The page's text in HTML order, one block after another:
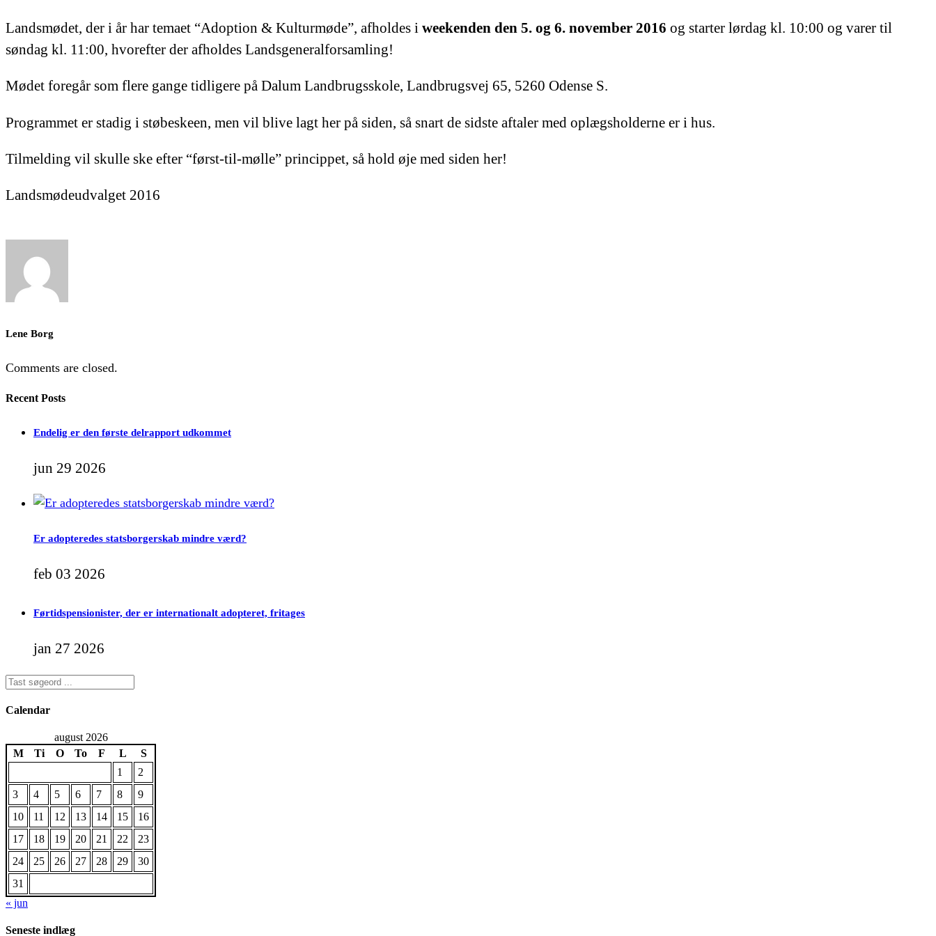
Landsmødet, der i år har temaet “Adoption & Kulturmøde”, afholdes i weekenden den 5. og 6. november 2016 og starter lørdag kl. 10:00 og varer til
søndag kl. 11:00, hvorefter der afholdes Landsgeneralforsamling!
Mødet foregår som flere gange tidligere på Dalum Landbrugsskole, Landbrugsvej 65, 5260 Odense S.
Programmet er stadig i støbeskeen, men vil blive lagt her på siden, så snart de sidste aftaler med oplægsholderne er i hus.
Tilmelding vil skulle ske efter “først-til-mølle” princippet, så hold øje med siden her!
Landsmødeudvalget 2016
Lene Borg
Comments are closed.
Recent Posts
Endelig er den første delrapport udkommet
jun 29 2026
Er adopteredes statsborgerskab mindre værd?
feb 03 2026
Førtidspensionister, der er internationalt adopteret, fritages
jan 27 2026
Calendar
august 2026
M
Ti O To F L
S
1
2
3
4 5 6 7 8
9
10
11 12 13 14 15
16
17
18 19 20 21 22
23
24
25 26 27 28 29
30
31
« jun
Seneste indlæg